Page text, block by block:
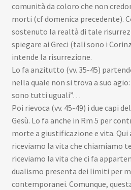
comunità da coloro che non
morti (cf domenica precedente).
sostenuto la realtà di tale
spiegare ai Greci (tali sono i
intende la risurrezione.
Lo fa anzitutto (vv. 35-45)
nella quale non si trova a suo
sono tutti uguali”…
Poi rievoca (vv. 45-49) i due capi
Gesù. Lo fa anche in Rm 5 per
morte a giustificazione e vita. Qui
riceviamo la vita che chiamiamo
riceviamo la vita che ci fa
dualismo presenta dei limiti per
contemporanei. Comunque,